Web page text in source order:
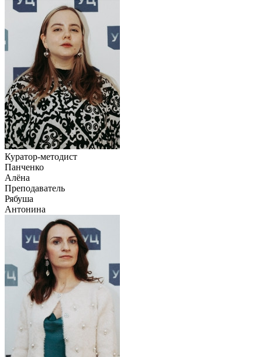
Куратор-методист
Панченко
Алёна
Преподаватель
Рябуша
Антонина